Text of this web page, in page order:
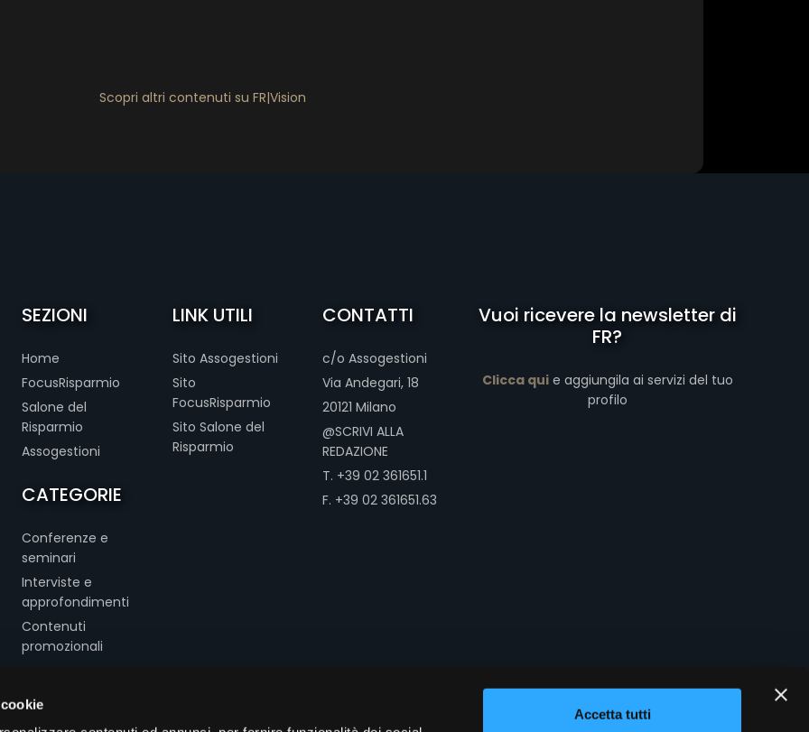
Accetta tutti
Scopri altri contenuti su FR|Vision
SEZIONI
Home
FocusRisparmio
Salone del
Risparmio
Assogestioni
CATEGORIE
Conferenze e
seminari
Interviste e
approfondimenti
Contenuti
promozionali
LINK UTILI
Sito Assogestioni
Sito
FocusRisparmio
Sito Salone del
Risparmio
CONTATTI
c/o Assogestioni
Via Andegari, 18
20121 Milano
@SCRIVI ALLA
REDAZIONE
T. +39 02 361651.1
F. +39 02 361651.63
Vuoi ricevere la newsletter di
FR?
Clicca quie aggiungila ai servizi del tuo
profilo